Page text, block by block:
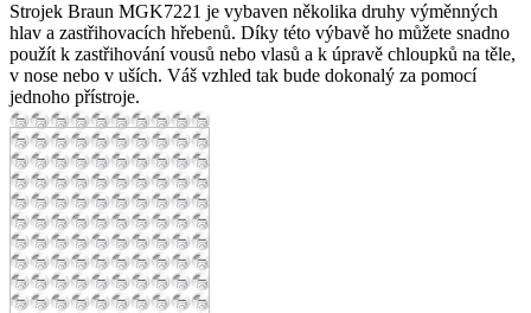
Strojek Braun MGK7221 je vybaven několika druhy výměnných
hlav a zastřihovacích hřebenů. Díky této výbavě ho můžete snadno
použít k zastřihování vousů nebo vlasů a k úpravě chloupků na těle,
v nose nebo v uších. Váš vzhled tak bude dokonalý za pomocí
jednoho přístroje.